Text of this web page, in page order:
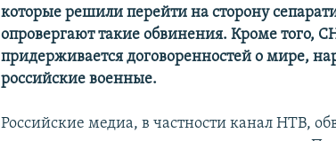
которые решили перейти на сторону
опровергают такие обвинения. Кроме того,
придерживается договоренностей о мире,
российские военные.
Российские медиа, в частности канал НТВ,